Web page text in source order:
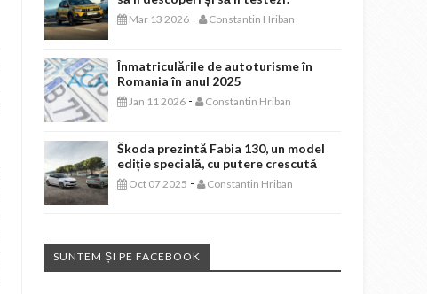
Mar 13 2026 - Constantin Hriban
Înmatriculările de autoturisme în
Romania în anul 2025
Jan 11 2026 - Constantin Hriban
Škoda prezintă Fabia 130, un model
ediție specială, cu putere crescută
Oct 07 2025 - Constantin Hriban
SUNTEM ȘI PE FACEBOOK